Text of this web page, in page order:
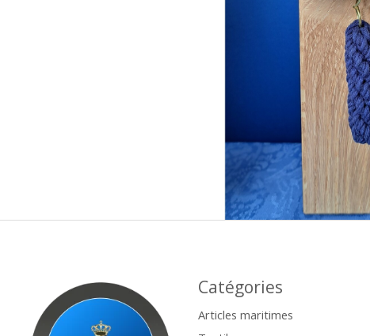
Catégories
Articles maritimes